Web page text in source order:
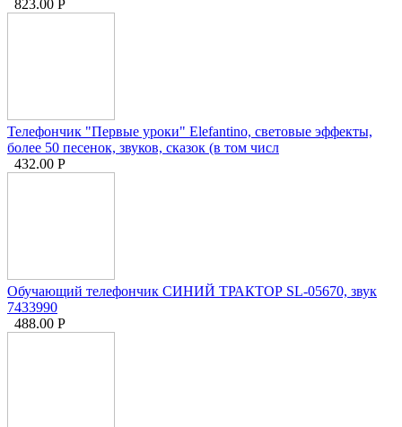
823.00 Р
Телефончик "Первые уроки" Elefantino, световые эффекты,
более 50 песенок, звуков, сказок (в том числ
432.00 Р
Обучающий телефончик СИНИЙ ТРАКТОР SL-05670, звук
7433990
488.00 Р